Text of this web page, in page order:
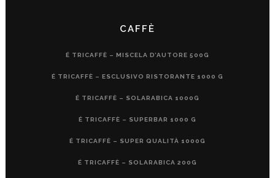
CAFFÈ
É TRICAFFÈ – MISCELA D’AUTORE 500G
É TRICAFFÈ – ESCLUSIVO RISTORANTE 1000 G
É TRICAFFÈ – SOLARABICA 1000G
É TRICAFFÈ – SUPERBAR 1000 G
É TRICAFFÈ – SUPER QUALITÀ 1000G
É TRICAFFÈ – SOLARABICA 200G